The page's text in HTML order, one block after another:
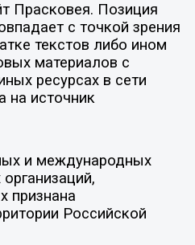
Прасковея. Позиция
с точкой зрения
текстов либо ином
материалов с
ресурсах в сети
на источник
и международных
признана
Российской